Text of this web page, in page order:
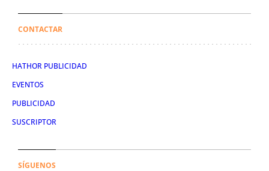
CONTACTAR
HATHOR PUBLICIDAD
EVENTOS
PUBLICIDAD
SUSCRIPTOR
SÍGUENOS